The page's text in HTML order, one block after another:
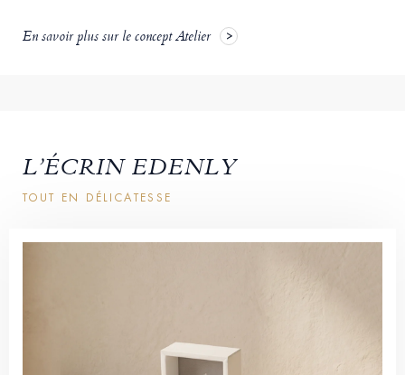
En savoir plus sur le concept Atelier
L’ÉCRIN EDENLY
TOUT EN DÉLICATESSE